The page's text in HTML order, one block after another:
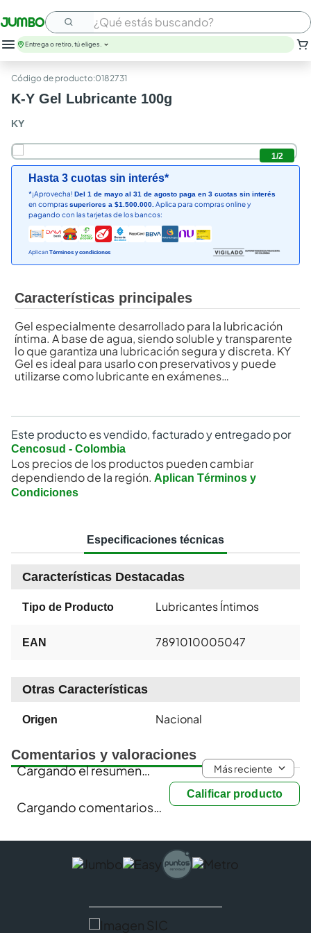
¿Qué estás buscando?
Entrega o retiro, tú eliges.
:0182731
K-Y Gel Lubricante 100g
KY
1/2
Hasta 3 cuotas sin interés*
*¡Aprovecha! Del 1 de mayo al 31 de agosto paga en 3 cuotas sin interés
en comprassuperiores a $1.500.000. Aplica para compras online y
pagando con las tarjetas de los bancos:
Aplican Términos y condiciones
Características principales
Gel especialmente desarrollado para la lubricación
íntima. A base de agua, siendo soluble y transparente
lo que garantiza una lubricación segura y discreta. KY
Gel es ideal para usarlo con preservativos y puede
utilizarse como lubricante en exámenes
Este producto es vendido, facturado y entregado por
Cencosud - Colombia
Los precios de los productos pueden cambiar
dependiendo de la región. Aplican Términos y
Condiciones
Especificaciones técnicas
Características Destacadas
Tipo de Producto Lubricantes Íntimos
EAN 7891010005047
Otras Características
Origen Nacional
Comentarios y valoraciones
Calificar producto
Cargando el resumen… Más reciente
Cargando comentarios…